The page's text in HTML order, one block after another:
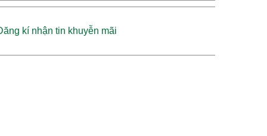
kí nhận tin khuyễn mãi